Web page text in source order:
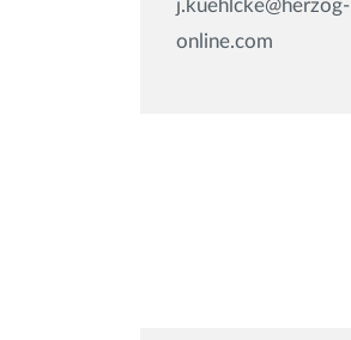
j.kuehlcke@herzog-
online.com